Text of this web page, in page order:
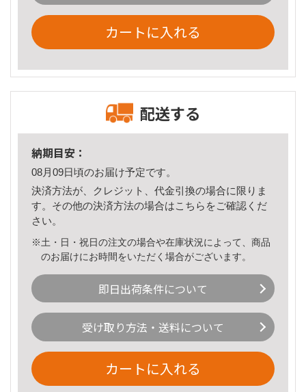
カートに入れる
配送する
納期目安：
08月09日頃のお届け予定です。
決済方法が、クレジット、代金引換の場合に限りま
す。その他の決済方法の場合はこちら をご確認くだ
さい。
※土・日・祝日の注文の場合や在庫状況によって、商品
のお届けにお時間をいただく場合がございます。
即日出荷条件について
受け取り方法・送料について
カートに入れる